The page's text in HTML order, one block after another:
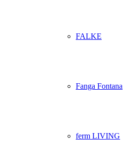
FALKE
Fanga Fontana
ferm LIVING